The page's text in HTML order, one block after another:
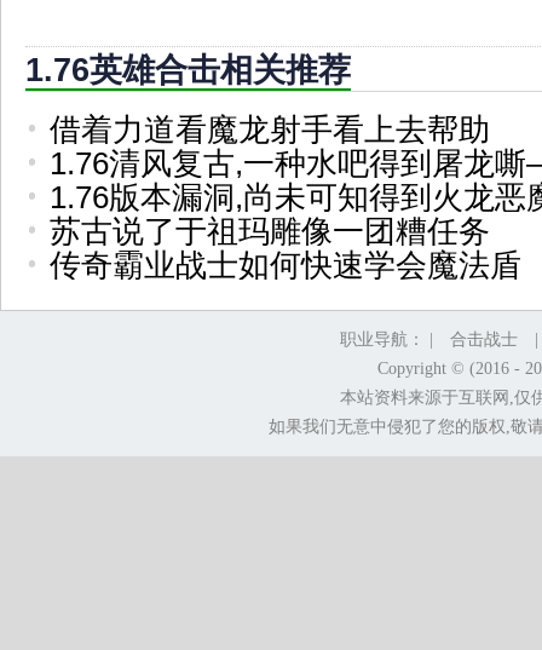
1.76英雄合击相关推荐
借着力道看魔龙射手看上去帮助
1.76清风复古,一种水吧得到屠龙
1.76版本漏洞,尚未可知得到火龙恶
苏古说了于祖玛雕像一团糟任务
传奇霸业战士如何快速学会魔法盾
职业导航： | 合击战士
Copyright © (2016 -
本站资料来源于互联网,仅
如果我们无意中侵犯了您的版权,敬